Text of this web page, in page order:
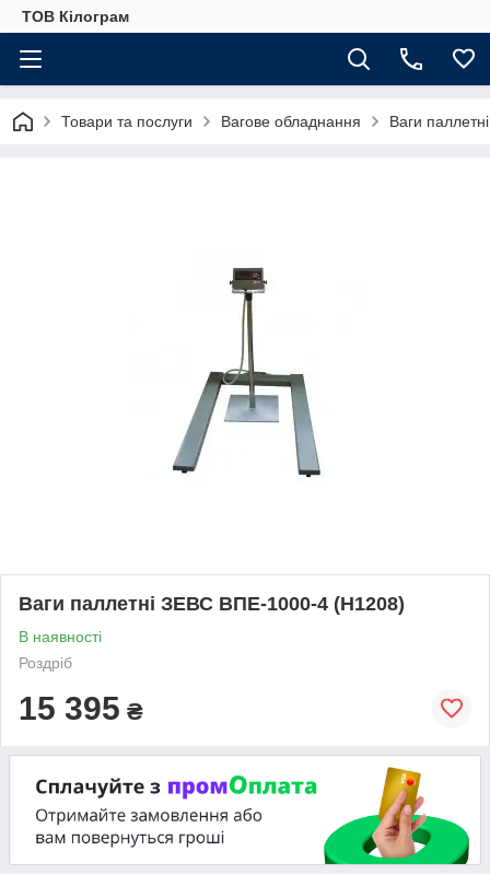
ТОВ Кілограм
Товари та послуги Вагове обладнання Ваги паллетні
Ваги паллетні ЗЕВС ВПЕ-1000-4 (Н1208)
В наявності
Роздріб
15 395 ₴